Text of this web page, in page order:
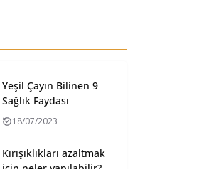
Yeşil Çayın Bilinen 9
Sağlık Faydası
18/07/2023
Kırışıklıkları azaltmak